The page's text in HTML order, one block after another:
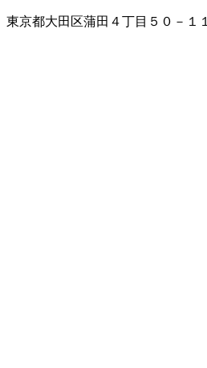
東京都大田区蒲田４丁目５０－１１